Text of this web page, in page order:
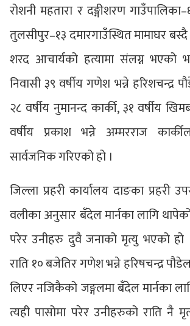
रोशनी महतारा र दङ्गीशरण
तुलसीपुर–१३ दमारगाउँस्थित मामाघर
शरद आचार्यको हत्यामा संलग्न भएको
निवासी ३९ वर्षीय गणेश भन्ने हरिशचन्द्र
२८ वर्षीय नुमानन्द कार्की, ३१ वर्षीय
वर्षीय प्रकाश भन्ने अम्मरराज
सार्वजनिक गरिएको हो ।
जिल्ला प्रहरी कार्यालय दाङका प्रहरी
वलीका अनुसार बँदेल मार्नका लागि थापेको
परेर उनीहरु दुवै जनाको मृत्यु भएको
राति १० बजेतिर गणेश भन्ने हरिषचन्द्र
लिएर नजिकैको जङ्गलमा बँदेल मार्नका
त्यही पासोमा परेर उनीहरुको राति नै